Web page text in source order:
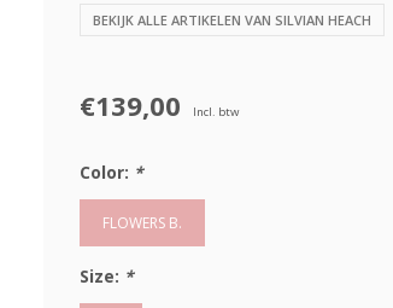
BEKIJK ALLE ARTIKELEN VAN SILVIAN HEACH
€139,00 Incl. btw
Color: *
FLOWERS B.
Size: *